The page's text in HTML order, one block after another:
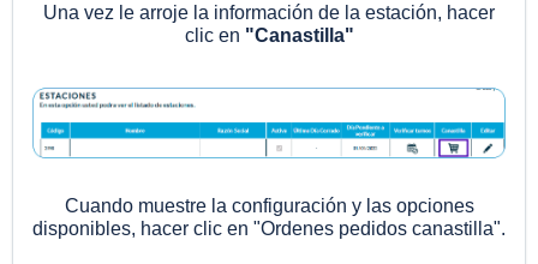
Una vez le arroje la información de la estación, hacer
clic en "Canastilla"
Cuando muestre la configuración y las opciones
disponibles, hacer clic en "Ordenes pedidos canastilla".